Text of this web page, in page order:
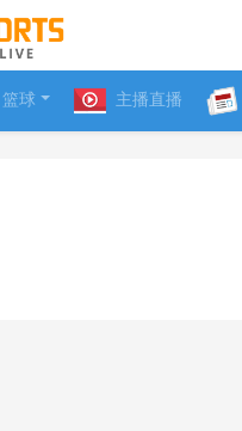
篮球 主播直播